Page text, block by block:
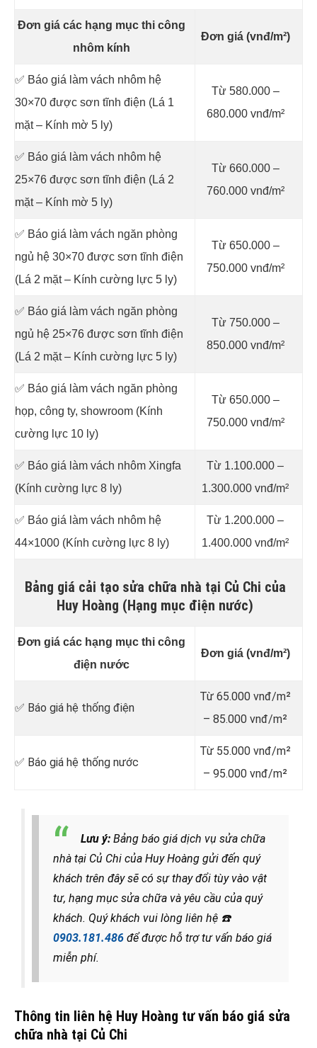
Đơn giá các hạng mục thi công
nhôm kính
Đơn giá (vnđ/m²)
✅ Báo giá làm vách nhôm hệ
30×70 được sơn tĩnh điện (Lá 1
mặt – Kính mờ 5 ly)
Từ 580.000 –
680.000 vnđ/m²
✅ Báo giá làm vách nhôm hệ
25×76 được sơn tĩnh điện (Lá 2
mặt – Kính mờ 5 ly)
Từ 660.000 –
760.000 vnđ/m²
✅ Báo giá làm vách ngăn phòng
ngủ hệ 30×70 được sơn tĩnh điện
(Lá 2 mặt – Kính cường lực 5 ly)
Từ 650.000 –
750.000 vnđ/m²
✅ Báo giá làm vách ngăn phòng
ngủ hệ 25×76 được sơn tĩnh điện
(Lá 2 mặt – Kính cường lực 5 ly)
Từ 750.000 –
850.000 vnđ/m²
✅ Báo giá làm vách ngăn phòng
họp, công ty, showroom (Kính
cường lực 10 ly)
Từ 650.000 –
750.000 vnđ/m²
✅ Báo giá làm vách nhôm Xingfa
(Kính cường lực 8 ly)
Từ 1.100.000 –
1.300.000 vnđ/m²
✅ Báo giá làm vách nhôm hệ
44×1000 (Kính cường lực 8 ly)
Từ 1.200.000 –
1.400.000 vnđ/m²
Bảng giá cải tạo sửa chữa nhà tại Củ Chi của
Huy Hoàng (Hạng mục điện nước)
Đơn giá các hạng mục thi công
điện nước
Đơn giá (vnđ/m²)
✅ Báo giá hệ thống điện
Từ 65.000 vnđ/m²
– 85.000 vnđ/m²
✅ Báo giá hệ thống nước
Từ 55.000 vnđ/m²
– 95.000 vnđ/m²
Lưu ý: Bảng báo giá dịch vụ sửa chữa
nhà tại Củ Chi của Huy Hoàng gửi đến quý
khách trên đây sẽ có sự thay đổi tùy vào vật
tư, hạng mục sửa chữa và yêu cầu của quý
khách. Quý khách vui lòng liên hệ ☎️
0903.181.486 để được hỗ trợ tư vấn báo giá
miễn phí.
Thông tin liên hệ Huy Hoàng tư vấn báo giá sửa
chữa nhà tại Củ Chi